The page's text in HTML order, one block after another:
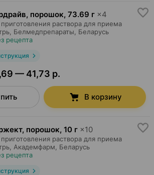
порошок, 73.69 г ×4
раствора для приема
Белмедпрепараты , Беларусь
рецепта
— 41,73 р.
В корзину
порошок, 10 г ×10
раствора для приема
Академфарм , Беларусь
рецепта